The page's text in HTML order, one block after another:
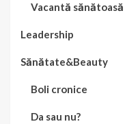
Vacantă sănătoasă
Leadership
Sănătate&Beauty
Boli cronice
Da sau nu?